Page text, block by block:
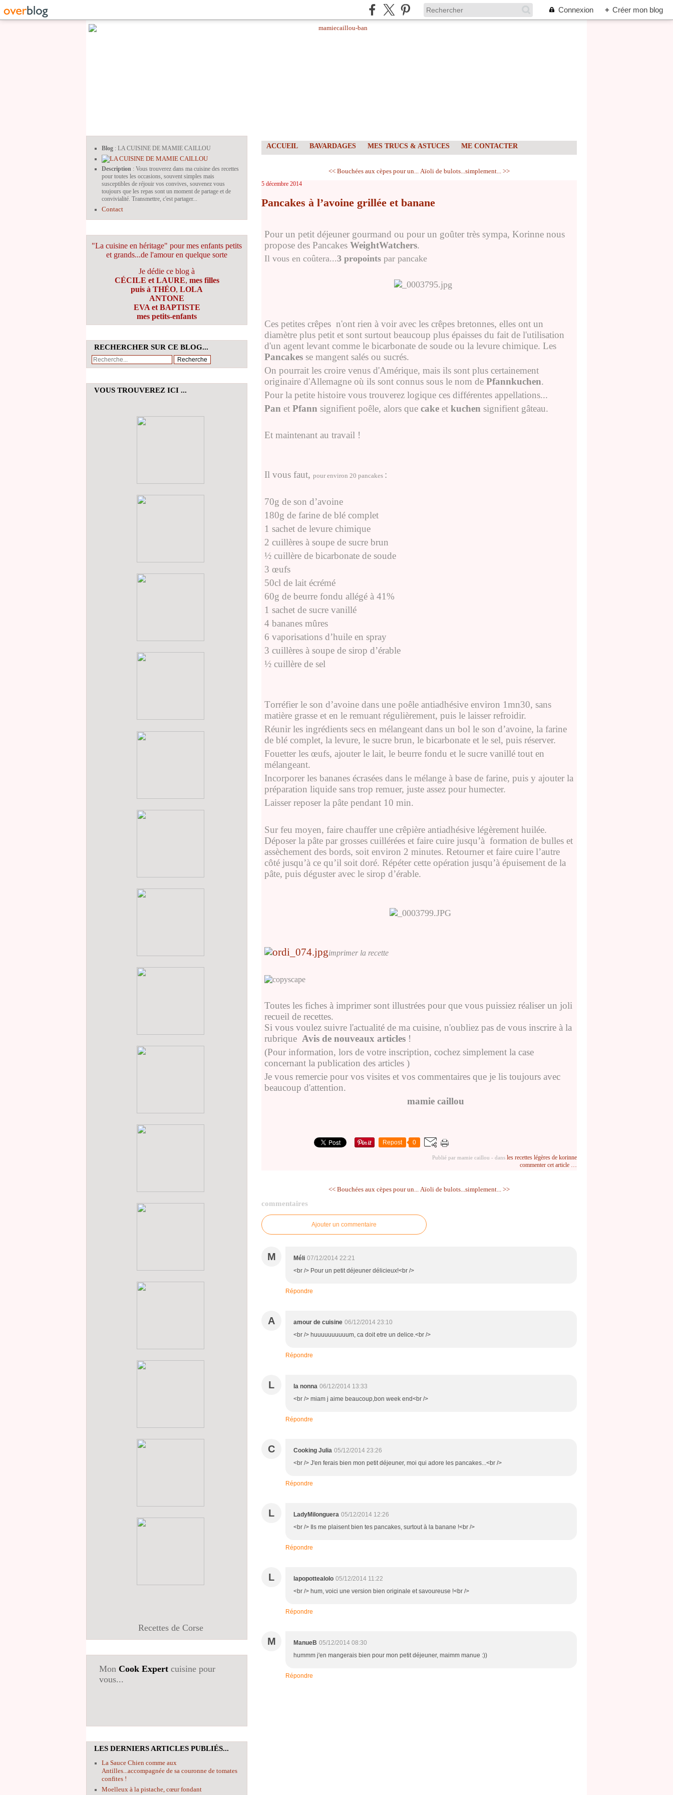
Connexion + Créer mon blog
Blog : LA CUISINE DE MAMIE CAILLOU
Description : Vous trouverez dans ma cuisine des recettes
pour toutes les occasions, souvent simples mais
susceptibles de réjouir vos convives, souvenez vous
toujours que les repas sont un moment de partage et de
convivialité. Transmettre, c'est partager...
Contact
"La cuisine en héritage" pour mes enfants petits
et grands...de l'amour en quelque sorte
Je dédie ce blog à
CÉCILE et LAURE, mes filles
puis à THÉO, LOLA
ANTONE
EVA et BAPTISTE
mes petits-enfants
RECHERCHER SUR CE BLOG...
VOUS TROUVEREZ ICI ...
Recettes de Corse
Mon Cook Expert cuisine pour
vous...
LES DERNIERS ARTICLES PUBLIÉS...
La Sauce Chien comme aux
Antilles...accompagnée de sa couronne de tomates
confites !
Moelleux à la pistache, cœur fondant
ACCUEIL BAVARDAGES MES TRUCS & ASTUCES ME CONTACTER
<< Bouchées aux cèpes pour un... Aïoli de bulots...simplement... >>
5 décembre 2014
Pancakes à l’avoine grillée et banane
Pour un petit déjeuner gourmand ou pour un goûter très sympa, Korinne nous
propose des Pancakes WeightWatchers.
Il vous en coûtera...3 propoints par pancake
Ces petites crêpes n'ont rien à voir avec les crêpes bretonnes, elles ont un
diamètre plus petit et sont surtout beaucoup plus épaisses du fait de l'utilisation
d'un agent levant comme le bicarbonate de soude ou la levure chimique. Les
Pancakes se mangent salés ou sucrés.
On pourrait les croire venus d'Amérique, mais ils sont plus certainement
originaire d'Allemagne où ils sont connus sous le nom de Pfannkuchen.
Pour la petite histoire vous trouverez logique ces différentes appellations...
Pan et Pfann signifient poêle, alors que cake et kuchen signifient gâteau.
Et maintenant au travail !
Il vous faut, pour environ 20 pancakes :
70g de son d’avoine
180g de farine de blé complet
1 sachet de levure chimique
2 cuillères à soupe de sucre brun
½ cuillère de bicarbonate de soude
3 œufs
50cl de lait écrémé
60g de beurre fondu allégé à 41%
1 sachet de sucre vanillé
4 bananes mûres
6 vaporisations d’huile en spray
3 cuillères à soupe de sirop d’érable
½ cuillère de sel
Torréfier le son d’avoine dans une poêle antiadhésive environ 1mn30, sans
matière grasse et en le remuant régulièrement, puis le laisser refroidir.
Réunir les ingrédients secs en mélangeant dans un bol le son d’avoine, la farine
de blé complet, la levure, le sucre brun, le bicarbonate et le sel, puis réserver.
Fouetter les œufs, ajouter le lait, le beurre fondu et le sucre vanillé tout en
mélangeant.
Incorporer les bananes écrasées dans le mélange à base de farine, puis y ajouter la
préparation liquide sans trop remuer, juste assez pour humecter.
Laisser reposer la pâte pendant 10 min.
Sur feu moyen, faire chauffer une crêpière antiadhésive légèrement huilée.
Déposer la pâte par grosses cuillérées et faire cuire jusqu’à formation de bulles et
assèchement des bords, soit environ 2 minutes. Retourner et faire cuire l’autre
côté jusqu’à ce qu’il soit doré. Répéter cette opération jusqu’à épuisement de la
pâte, puis déguster avec le sirop d’érable.
imprimer la recette
Toutes les fiches à imprimer sont illustrées pour que vous puissiez réaliser un joli
recueil de recettes.
Si vous voulez suivre l'actualité de ma cuisine, n'oubliez pas de vous inscrire à la
rubrique Avis de nouveaux articles !
(Pour information, lors de votre inscription, cochez simplement la case
concernant la publication des articles )
Je vous remercie pour vos visites et vos commentaires que je lis toujours avec
beaucoup d'attention.
mamie caillou
Repost 0
Publié par mamie caillou - dans les recettes légères de korinne
commenter cet article …
<< Bouchées aux cèpes pour un... Aïoli de bulots...simplement... >>
commentaires
Ajouter un commentaire
M Méli 07/12/2014 22:21
<br /> Pour un petit déjeuner délicieux!<br />
Répondre
A amour de cuisine 06/12/2014 23:10
<br /> huuuuuuuuuum, ca doit etre un delice.<br />
Répondre
L la nonna 06/12/2014 13:33
<br /> miam j aime beaucoup,bon week end<br />
Répondre
C Cooking Julia 05/12/2014 23:26
<br /> J'en ferais bien mon petit déjeuner, moi qui adore les pancakes...<br />
Répondre
L LadyMilonguera 05/12/2014 12:26
<br /> Ils me plaisent bien tes pancakes, surtout à la banane !<br />
Répondre
L lapopottealolo 05/12/2014 11:22
<br /> hum, voici une version bien originale et savoureuse !<br />
Répondre
M ManueB 05/12/2014 08:30
hummm j'en mangerais bien pour mon petit déjeuner, maimm manue :))
Répondre